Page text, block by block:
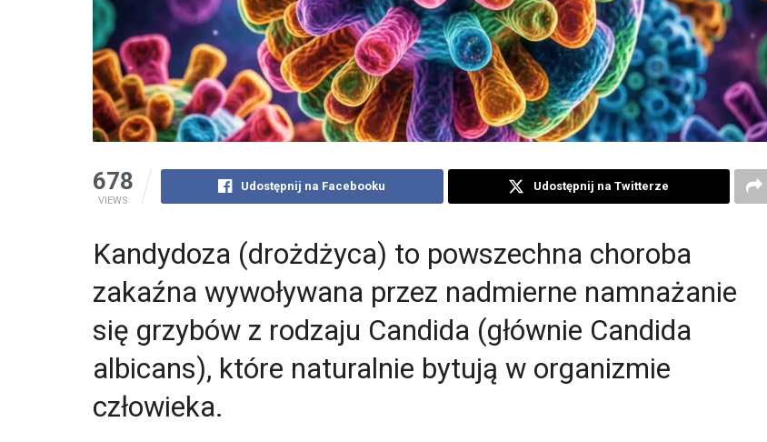
678
VIEWS
Udostępnij na Facebooku Udostępnij na Twitterze
Kandydoza (drożdżyca) to powszechna choroba
zakaźna wywoływana przez nadmierne namnażanie
się grzybów z rodzaju Candida (głównie Candida
albicans), które naturalnie bytują w organizmie
człowieka.